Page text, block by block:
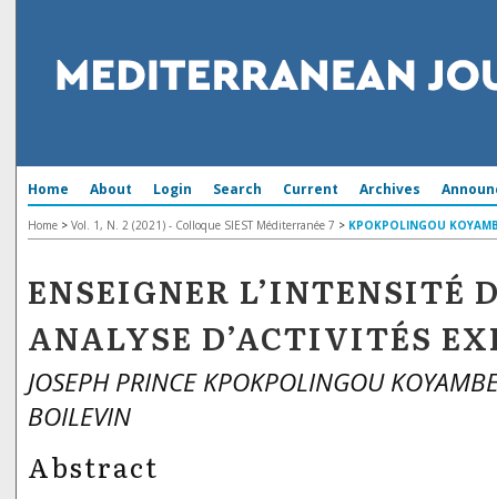
Home About Login Search Current Archives
Home > Vol. 1, N. 2 (2021) - Colloque SIEST Méditerranée 7 > KPOKPOLINGOU
ENSEIGNER L’INTENSITÉ
ANALYSE D’ACTIVITÉS
JOSEPH PRINCE KPOKPOLINGOU
BOILEVIN
Abstract